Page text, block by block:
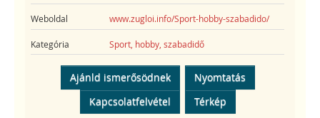
Weboldal www.zugloi.info/Sport-hobby-szabadido/
Kategória Sport, hobby, szabadidő
Ajánld ismerősödnek
Nyomtatás
Kapcsolatfelvétel
Térkép